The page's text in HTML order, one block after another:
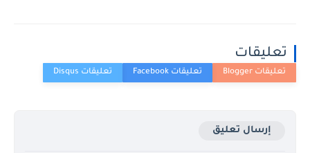
تعليقات
إرسال تعليق